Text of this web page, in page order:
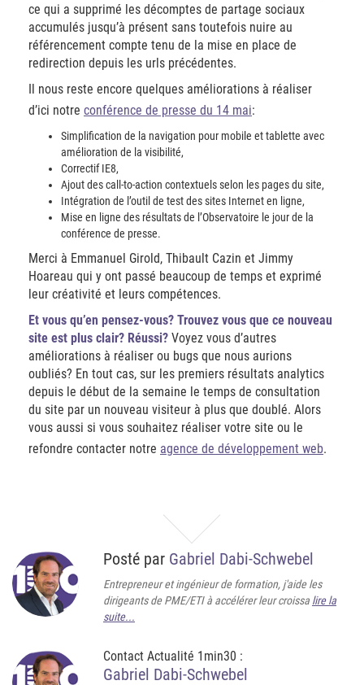
ce qui a supprimé les décomptes de partage sociaux
accumulés jusqu’à présent sans toutefois nuire au
référencement compte tenu de la mise en place de
redirection depuis les urls précédentes.
Il nous reste encore quelques améliorations à réaliser
d’ici notre conférence de presse du 14 mai:
Simplification de la navigation pour mobile et tablette avec
amélioration de la visibilité,
Correctif IE8,
Ajout des call-to-action contextuels selon les pages du site,
Intégration de l’outil de test des sites Internet en ligne,
Mise en ligne des résultats de l’Observatoire le jour de la
conférence de presse.
Merci à Emmanuel Girold, Thibault Cazin et Jimmy
Hoareau qui y ont passé beaucoup de temps et exprimé
leur créativité et leurs compétences.
Et vous qu’en pensez-vous? Trouvez vous que ce nouveau
site est plus clair? Réussi? Voyez vous d’autres
améliorations à réaliser ou bugs que nous aurions
oubliés? En tout cas, sur les premiers résultats analytics
depuis le début de la semaine le temps de consultation
du site par un nouveau visiteur à plus que doublé. Alors
vous aussi si vous souhaitez réaliser votre site ou le
refondre contacter notre agence de développement web.
Posté par Gabriel Dabi-Schwebel
Entrepreneur et ingénieur de formation, j'aide les
dirigeants de PME/ETI à accélérer leur croissa lire la
suite...
Contact Actualité 1min30 :
Gabriel Dabi-Schwebel